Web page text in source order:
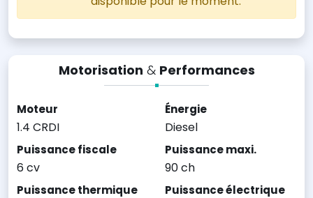
Motorisation & Performances
Moteur
1.4 CRDI
Énergie
Diesel
Puissance fiscale
6 cv
Puissance maxi.
90 ch
Puissance thermique Puissance électrique